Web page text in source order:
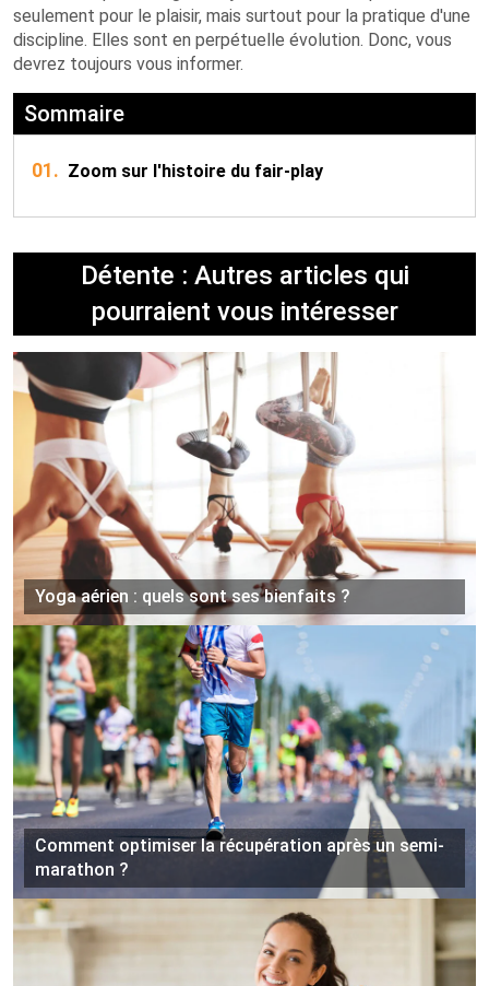
seulement pour le plaisir, mais surtout pour la pratique d'une
discipline. Elles sont en perpétuelle évolution. Donc, vous
devrez toujours vous informer.
Sommaire
01. Zoom sur l'histoire du fair-play
Détente : Autres articles qui
pourraient vous intéresser
Yoga aérien : quels sont ses bienfaits ?
Comment optimiser la récupération après un semi-
marathon ?